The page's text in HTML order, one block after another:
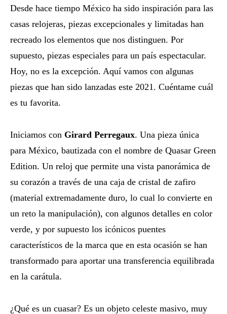
Desde hace tiempo México ha sido inspiración para las
casas relojeras, piezas excepcionales y limitadas han
recreado los elementos que nos distinguen. Por
supuesto, piezas especiales para un país espectacular.
Hoy, no es la excepción. Aquí vamos con algunas
piezas que han sido lanzadas este 2021. Cuéntame cuál
es tu favorita.
Iniciamos con Girard Perregaux. Una pieza única
para México, bautizada con el nombre de Quasar Green
Edition. Un reloj que permite una vista panorámica de
su corazón a través de una caja de cristal de zafiro
(material extremadamente duro, lo cual lo convierte en
un reto la manipulación), con algunos detalles en color
verde, y por supuesto los icónicos puentes
característicos de la marca que en esta ocasión se han
transformado para aportar una transferencia equilibrada
en la carátula.
¿Qué es un cuasar? Es un objeto celeste masivo, muy